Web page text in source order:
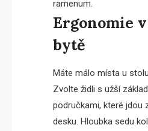
ramenum.
Ergonomie
bytě
Máte málo místa u
Zvolte židli s užší
područkami, které jdou
desku. Hloubka sedu